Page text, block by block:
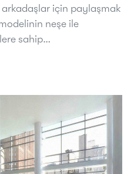
için paylaşmak
neşe ile
sahip…